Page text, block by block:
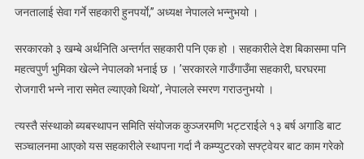
जनतालाई सेवा गर्ने सहकारी हुनपर्याे,” अध्यक्ष नेपालले भन्नुभयो ।
सरकारको ३ खम्बे अर्थनिति अन्तर्गत सहकारी पनि एक हो । सहकारीले देश बिकासमा पनि
महत्वपुर्ण भुमिका खेल्ने नेपालको भनाई छ । ’सरकारले गाउँगाउँमा सहकारी, घरघरमा
रोजगारी भन्ने नारा समेत ल्याएको थियो’, नेपालले स्मरण गराउनुभयो ।
त्यस्तै संस्थाको ब्यबस्थापन समिति संयोजक कुञ्जरमणि भट्टराईले १३ बर्ष अगाडि बाट
सञ्चालनमा आएको यस सहकारीले स्थापना गर्दा नै कम्प्युटरको सफ्ट्वेयर बाट काम गरेको